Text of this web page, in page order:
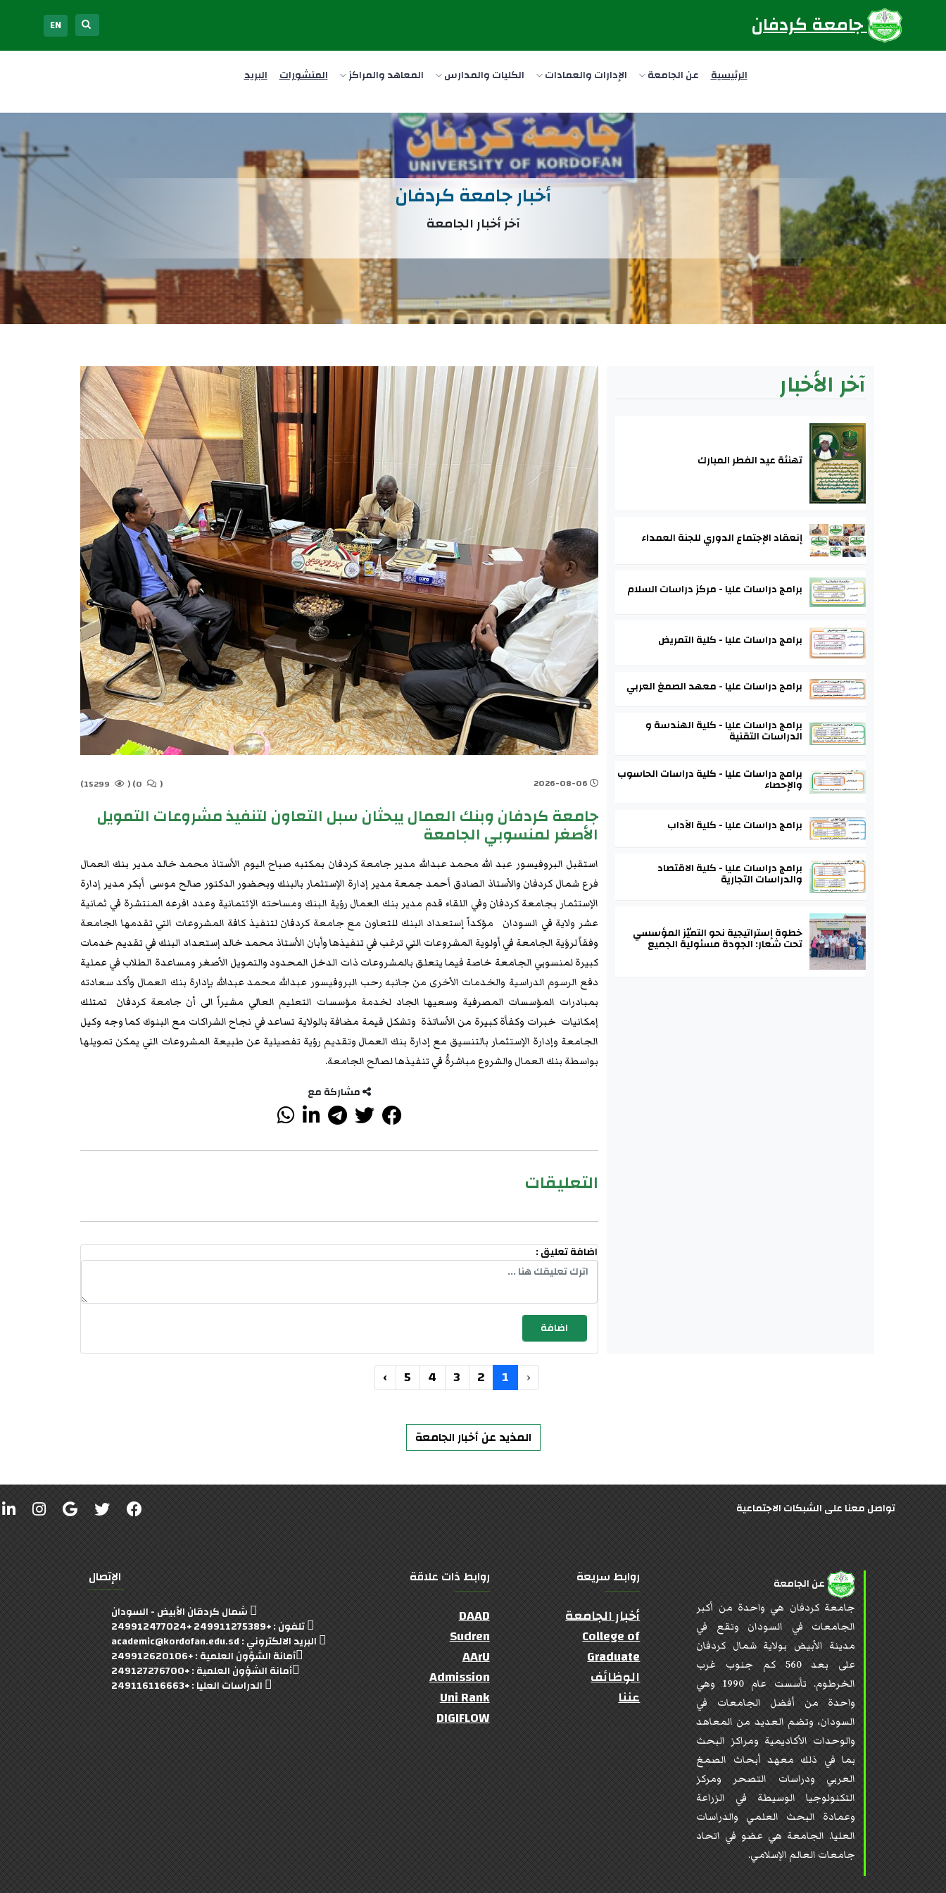
جامعة كردفان EN
الرئيسية عن الجامعة الإدارات والعمادات الكليات والمدارس المعاهد والمراكز المنشورات البريد
أخبار جامعة كردفان
آخر أخبار الجامعة
(
(
جامعة كردفان وبنك العمال يبحثان سبل التعاون لتنفيذ مشروعات التمويل
الأصغر لمنسوبي الجامعة
استقبل البروفيسور عبد الله محمد عبدالله مدير جامعة كردفان بمكتبه صباح اليوم الأستاذ محمد خالد مدير بنك العمال
فرع شمال كردفان والأستاذ الصادق أحمد جمعة مدير إدارة الإستثمار بالبنك وبحضور الدكتور صالح موسى أبكر مدير إدارة
الإستثمار بجامعة كردفان وفي اللقاء قدم مدير بنك العمال رؤية البنك ومساحته الإئتمانية وعدد افرعه المنتشرة في ثمانية
عشر ولاية في السودان مؤكداً إستعداد البنك للتعاون مع جامعة كردفان لتنفيذ كافة المشروعات التي تقدمها الجامعة
وفقاً لرؤية الجامعة في أولوية المشروعات التي ترغب في تنفيذها وأبان الأستاذ محمد خالد إستعداد البنك في تقديم خدمات
كبيرة لمنسوبي الجامعة خاصة فيما يتعلق بالمشروعات ذات الدخل المحدود والتمويل الأصغر ومساعدة الطلاب في عملية
دفع الرسوم الدراسية والخدمات الأخرى من جانبه رحب البروفيسور عبدالله محمد عبدالله بإدارة بنك العمال وأكد سعادته
بمبادرات المؤسسات المصرفية وسعيها الجاد لخدمة مؤسسات التعليم العالي مشيراً الى أن جامعة كردفان تمتلك
إمكانيات خبرات وكفأة كبيرة من الأساتذة وتشكل قيمة مضافة بالولاية تساعد في نجاح الشراكات مع البنوك كما وجه وكيل
الجامعة وإدارة الإستثمار بالتنسيق مع إدارة بنك العمال وتقديم رؤية تفصيلية عن طبيعة المشروعات التي يمكن تمويلها
بواسطة بنك العمال والشروع مباشرةُ في تنفيذها لصالح الجامعة.
مشاركة مع
التعليقات
اضافة تعليق :
آخر الأخبار
تهنئة عيد الفطر المبارك
إنعقاد الإجتماع الدوري للجنة العمداء
برامج دراسات عليا - مركز دراسات السلام
برامج دراسات عليا - كلية التمريض
برامج دراسات عليا - معهد الصمغ العربي
برامج دراسات عليا - كلية الهندسة و
الدراسات التقنية
برامج دراسات عليا - كلية دراسات الحاسوب
والإحصاء
برامج دراسات عليا - كلية الآداب
برامج دراسات عليا - كلية الاقتصاد
والدراسات التجارية
خطوة إستراتيجية نحو التميّز المؤسسي
تحت شعار: الجودة مسئولية الجميع
‹
1
2
3
4
5
›
المذيد عن أخبار الجامعة
تواصل معنا على الشبكات الاجتماعية
عن الجامعة
جامعة كردفان هي واحدة من أكبر
الجامعات في السودان وتقع في
مدينة الأبيض بولاية شمال كردفان
على بعد 560 كم جنوب غرب
الخرطوم. تأسست عام 1990 وهي
واحدة من أفضل الجامعات في
السودان، وتضم العديد من المعاهد
والوحدات الأكاديمية ومراكز البحث
بما في ذلك معهد أبحاث الصمغ
العربي ودراسات التصحر ومركز
التكنولوجيا الوسيطة في الزراعة
وعمادة البحث العلمي والدراسات
العليا. الجامعة هي عضو في اتحاد
جامعات العالم الإسلامي.
روابط سريعة
أخبار الجامعة
College of
Graduate
الوظائف
عننا
روابط ذات علاقة
DAAD
Sudren
AArU
Admission
Uni Rank
DIGIFLOW
الإتصال
شمال كردقان الأبيض - السودان
تلفون : +249911275389 +249912477024
البريد الالكتروني : academic@kordofan.edu.sd
أمانة الشؤون العلمية : +249912620106
أمانة الشؤون العلمية : +249127276700
الدراسات العليا : +249116116663